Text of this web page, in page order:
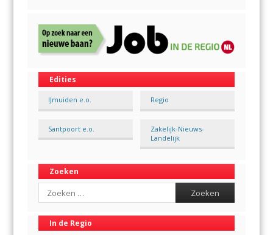
Edities
IJmuiden e.o. Regio
Santpoort e.o.
Zakelijk-Nieuws-
Landelijk
Zoeken
Search
In de Regio